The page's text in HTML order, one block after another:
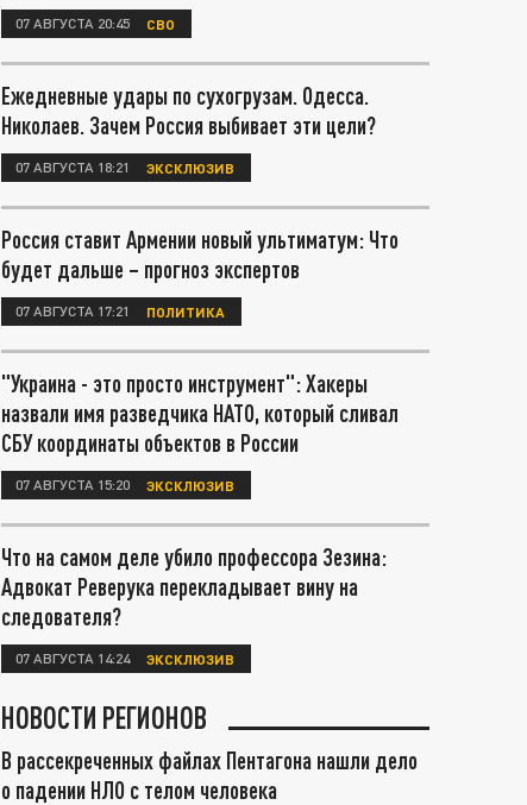
07 АВГУСТА 20:45 СВО
Ежедневные удары по сухогрузам. Одесса.
Николаев. Зачем Россия выбивает эти цели?
07 АВГУСТА 18:21 ЭКСКЛЮЗИВ
Россия ставит Армении новый ультиматум: Что
будет дальше – прогноз экспертов
07 АВГУСТА 17:21 ПОЛИТИКА
"Украина - это просто инструмент": Хакеры
назвали имя разведчика НАТО, который сливал
СБУ координаты объектов в России
07 АВГУСТА 15:20 ЭКСКЛЮЗИВ
Что на самом деле убило профессора Зезина:
Адвокат Реверука перекладывает вину на
следователя?
07 АВГУСТА 14:24 ЭКСКЛЮЗИВ
НОВОСТИ РЕГИОНОВ
В рассекреченных файлах Пентагона нашли дело
о падении НЛО с телом человека